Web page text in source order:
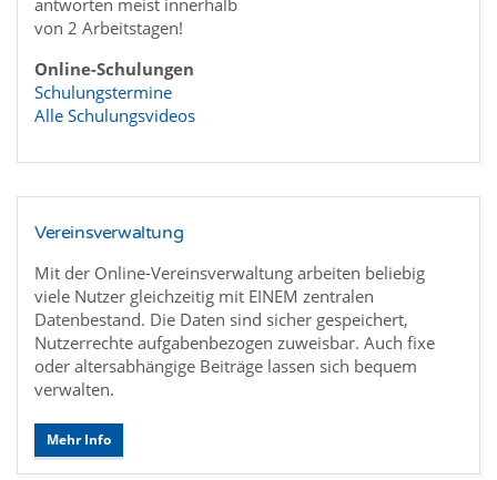
von 2 Arbeitstagen!
Online-Schulungen
Schulungstermine
Alle Schulungsvideos
Vereinsverwaltung
Mit der Online-Vereinsverwaltung arbeiten beliebig
viele Nutzer gleichzeitig mit EINEM zentralen
Datenbestand. Die Daten sind sicher gespeichert,
Nutzerrechte aufgabenbezogen zuweisbar. Auch fixe
oder altersabhängige Beiträge lassen sich bequem
verwalten.
Mehr Info